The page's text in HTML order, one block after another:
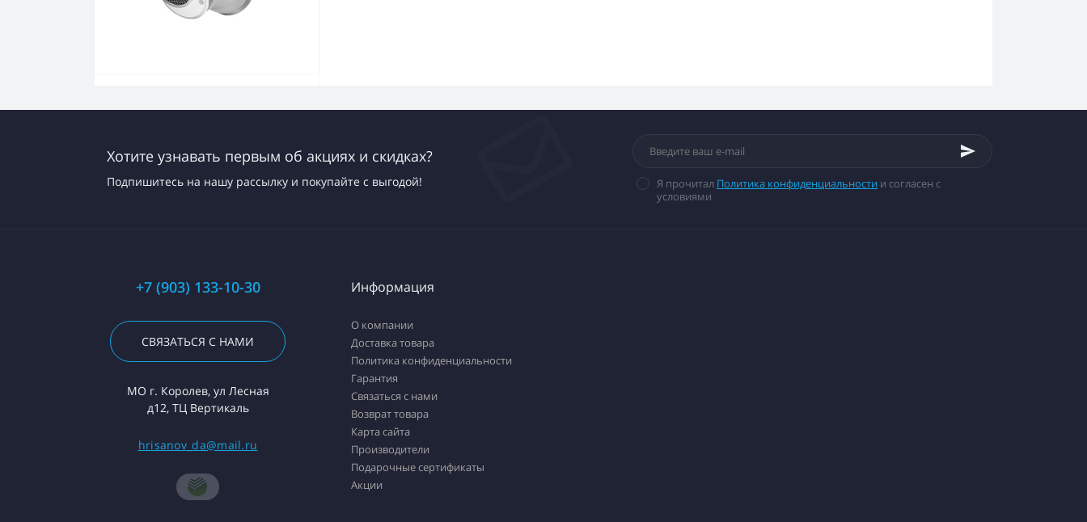
Хотите узнавать первым об акциях и скидках?
Подпишитесь на нашу рассылку и покупайте с выгодой! Я прочитал Политика конфиденциальности и согласен с
условиями
+7 (903) 133-10-30
СВЯЗАТЬСЯ С НАМИ
МО г. Королев, ул Лесная
д12, ТЦ Вертикаль
hrisanov_da@mail.ru
Информация
О компании
Доставка товара
Политика конфиденциальности
Гарантия
Связаться с нами
Возврат товара
Карта сайта
Производители
Подарочные сертификаты
Акции